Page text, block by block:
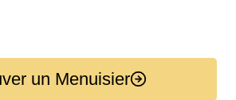
un Menuisier